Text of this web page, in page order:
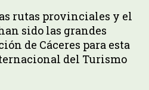
rutas provinciales y el
sido las grandes
de Cáceres para esta
del Turismo